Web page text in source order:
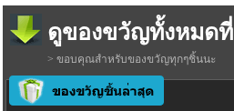
ดูของขวัญทั้งหมดที่
> ขอบคุณสำหรับของขวัญทุกๆชิ้นนะ